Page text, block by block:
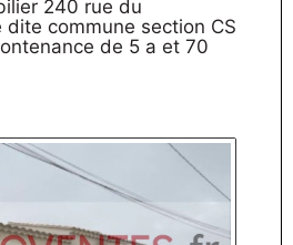
240 rue du
commune section CS
de 5 a et 70